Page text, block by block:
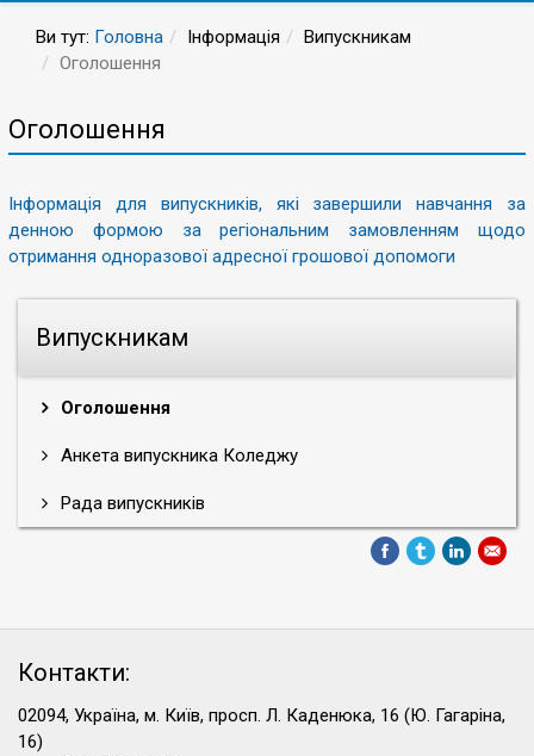
Ви тут: Головна Інформація
Випускникам
Оголошення
Випускникам
Оголошення
Анкета випускника Коледжу
Рада випускників
Оголошення
Інформація для випускників, які завершили навчання за
денною формою за регіональним замовленням щодо
отримання одноразової адресної грошової допомоги
Контакти:
02094, Україна, м. Київ, просп. Л. Каденюка, 16 (Ю. Гагаріна,
16)